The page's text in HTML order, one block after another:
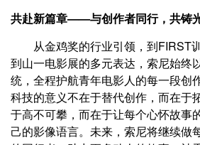
共赴新篇章——与创作者同行，共铸
从金鸡奖的行业引领，到FIRST
到山一电影展的多元表达，索尼始终
统，全程护航青年电影人的每一段创
科技的意义不在于替代创作，而在于
于高不可攀，而在于让每个心怀故事
己的影像语言。未来，索尼将继续做